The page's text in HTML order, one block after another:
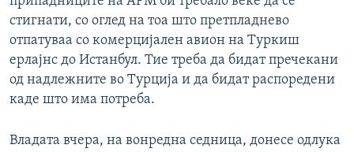
стигнати, со оглед на тоа што претпладнево
отпатуваа со комерцијален авион на Туркиш
ерлајнс до Истанбул. Тие треба да бидат пречекани
од надлежните во Турција и да бидат распоредени
каде што има потреба.
Владата вчера, на вонредна седница, донесе одлука